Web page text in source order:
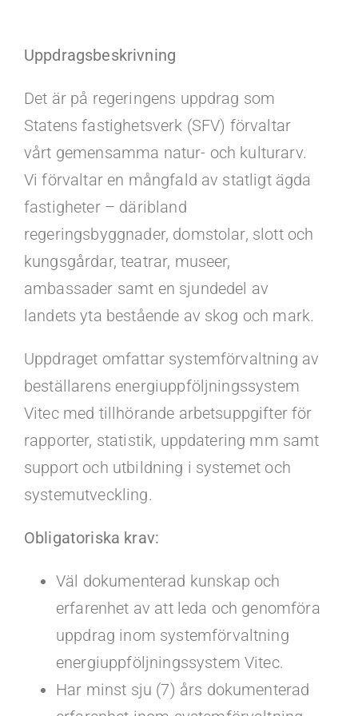
Faq
Portal
Uppdragsbeskrivning
Det är på regeringens uppdrag som
Statens fastighetsverk (SFV) förvaltar
vårt gemensamma natur- och kulturarv.
Vi förvaltar en mångfald av statligt ägda
fastigheter – däribland
regeringsbyggnader, domstolar, slott och
kungsgårdar, teatrar, museer,
ambassader samt en sjundedel av
landets yta bestående av skog och mark.
Uppdraget omfattar systemförvaltning av
beställarens energiuppföljningssystem
Vitec med tillhörande arbetsuppgifter för
rapporter, statistik, uppdatering mm samt
support och utbildning i systemet och
systemutveckling.
Obligatoriska krav:
Väl dokumenterad kunskap och
erfarenhet av att leda och genomföra
uppdrag inom systemförvaltning
energiuppföljningssystem Vitec.
Har minst sju (7) års dokumenterad